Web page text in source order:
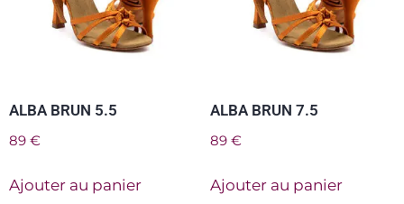
ALBA BRUN 5.5
89 €
Ajouter au panier
ALBA BRUN 7.5
89 €
Ajouter au panier